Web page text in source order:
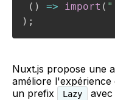
( ) => import (
) ;
Nuxt.js propose une
améliore l'expérience
un prefix
Lazy